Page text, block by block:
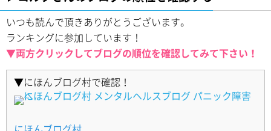
いつも読んで頂きありがとうございます。
ランキングに参加しています！
▼両方クリックしてブログの順位を確認してみて下さい！
▼にほんブログ村で確認！